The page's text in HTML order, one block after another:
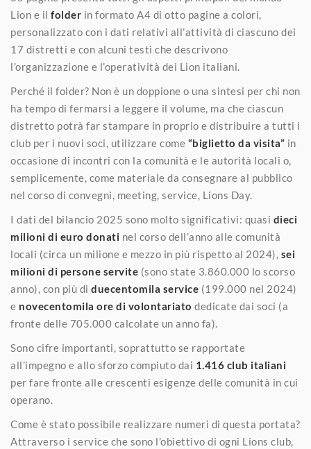
Lion e il folder in formato A4 di otto pagine a colori,
personalizzato con i dati relativi all’attività di ciascuno dei
17 distretti e con alcuni testi che descrivono
l’organizzazione e l’operatività dei Lion italiani.
Perché il folder? Non è un doppione o una sintesi per chi non
ha tempo di fermarsi a leggere il volume, ma che ciascun
distretto potrà far stampare in proprio e distribuire a tutti i
club per i nuovi soci, utilizzare come “biglietto da visita” in
occasione di incontri con la comunità e le autorità locali o,
semplicemente, come materiale da consegnare al pubblico
nel corso di convegni, meeting, service, Lions Day.
I dati del bilancio 2025 sono molto significativi: quasi dieci
milioni di euro donati nel corso dell’anno alle comunità
locali (circa un milione e mezzo in più rispetto al 2024), sei
milioni di persone servite (sono state 3.860.000 lo scorso
anno), con più di duecentomila service (199.000 nel 2024)
e novecentomila ore di volontariato dedicate dai soci (a
fronte delle 705.000 calcolate un anno fa).
Sono cifre importanti, soprattutto se rapportate
all’impegno e allo sforzo compiuto dai 1.416 club italiani
per fare fronte alle crescenti esigenze delle comunità in cui
operano.
Come è stato possibile realizzare numeri di questa portata?
Attraverso i service che sono l’obiettivo di ogni Lions club,